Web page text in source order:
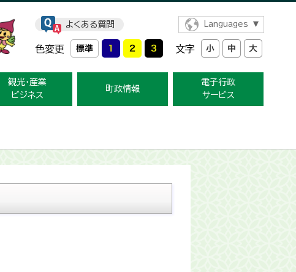
よくある質問 Languages
色変更 文字
観光・産業
ビジネス
町政情報
電子行政
サービス